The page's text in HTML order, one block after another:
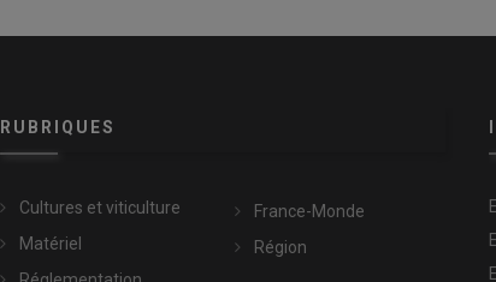
RUBRIQUES
Cultures et viticulture
Matériel
France-Monde
Région